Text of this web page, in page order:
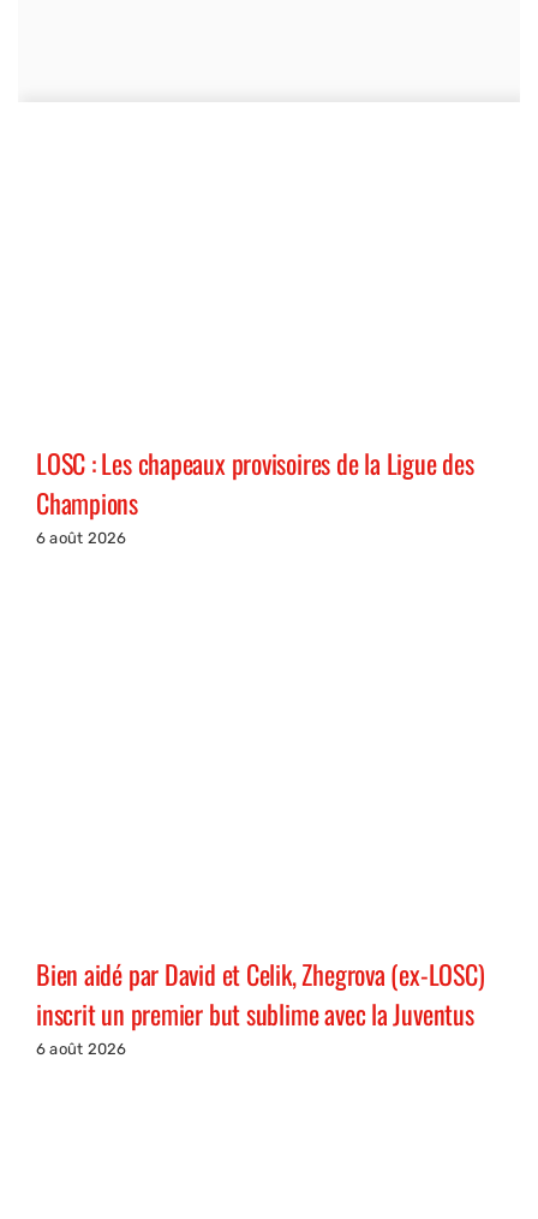
LOSC : Les chapeaux provisoires de la Ligue des
Champions
6 août 2026
Bien aidé par David et Celik, Zhegrova (ex-LOSC)
inscrit un premier but sublime avec la Juventus
6 août 2026